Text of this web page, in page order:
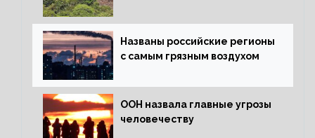
Названы российские регионы
с самым грязным воздухом
ООН назвала главные угрозы
человечеству